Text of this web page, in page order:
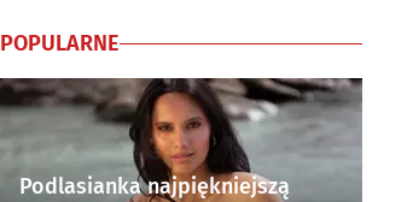
POPULARNE
Podlasianka najpiękniejszą